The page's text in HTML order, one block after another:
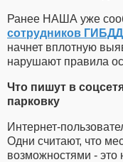
Ранее НАША уже
сотрудников ГИБДД
начнет вплотную
нарушают правила
Что пишут в
парковку
Интернет-
Одни считают, что
возможностями -